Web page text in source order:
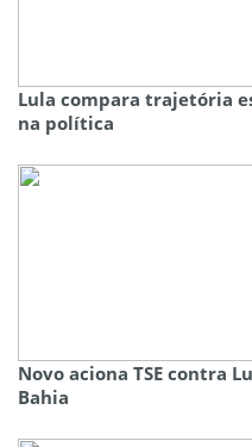
Lula compara trajetória
na política
Novo aciona TSE contra
Bahia